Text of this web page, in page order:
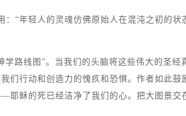
：“年轻人的灵魂仿佛原始人在混沌之初的
路线图”。当我们的头脑将这些伟大的圣经
们行动和创造力的愧疚和恐惧。作者如此鼓
稣的死已经洁净了我们的心。把大图景交